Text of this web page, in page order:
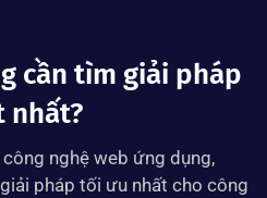
cần tìm giải pháp
nhất?
nghệ web ứng dụng,
pháp tối ưu nhất cho công